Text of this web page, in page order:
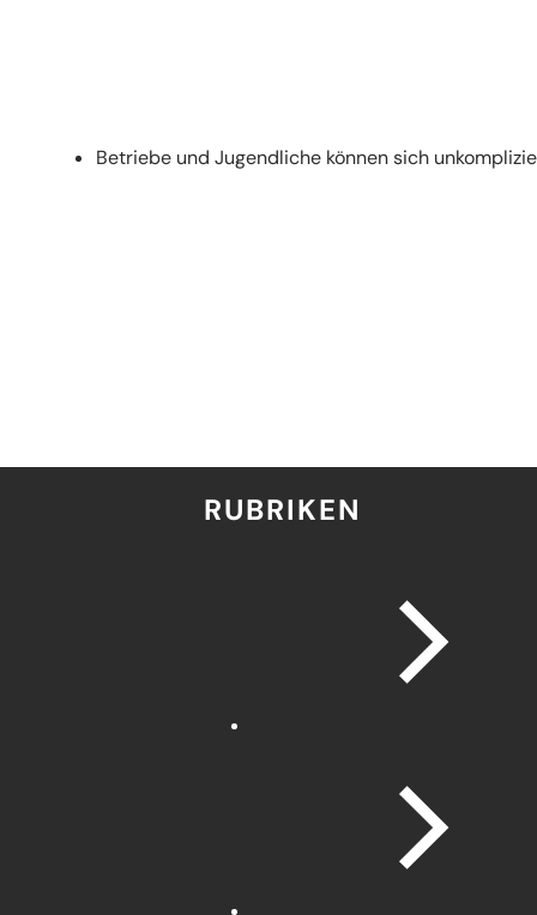
Betriebe und Jugendliche können sich
RUBRIKEN